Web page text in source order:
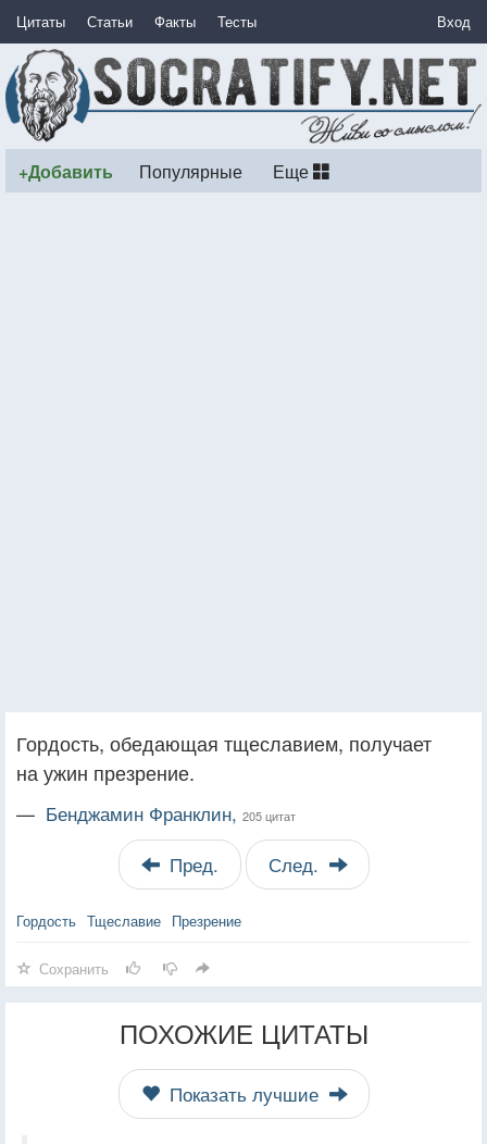
Цитаты Статьи Факты Тесты Вход
+Добавить Популярные Еще
Гордость, обедающая тщеславием, получает
на ужин презрение.
— Бенджамин Франклин, 205 цитат
Пред. След.
Гордость Тщеславие Презрение
Сохранить
ПОХОЖИЕ ЦИТАТЫ
Показать лучшие